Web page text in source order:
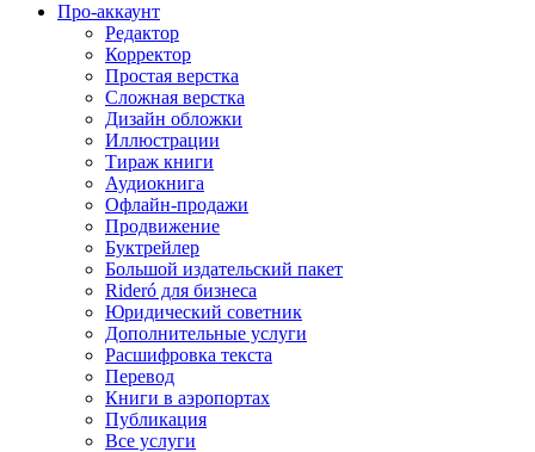
Про-аккаунт
Редактор
Корректор
Простая верстка
Сложная верстка
Дизайн обложки
Иллюстрации
Тираж книги
Аудиокнига
Офлайн-продажи
Продвижение
Буктрейлер
Большой издательский пакет
Rideró для бизнеса
Юридический советник
Дополнительные услуги
Расшифровка текста
Перевод
Книги в аэропортах
Публикация
Все услуги